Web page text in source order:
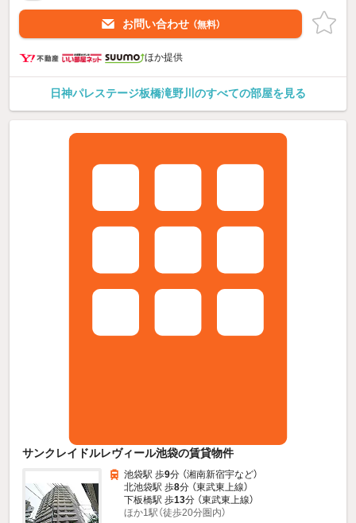
お問い合わせ （無料）
ほか提供
日神パレステージ板橋滝野川のすべての部屋を見る
サンクレイドルレヴィール池袋の賃貸物件
池袋駅 歩9分 （湘南新宿宇など）
北池袋駅 歩8分 （東武東上線）
下板橋駅 歩13分 （東武東上線）
ほか1駅（徒歩20分圏内）